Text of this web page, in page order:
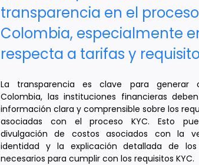
transparencia en el proceso
Colombia, especialmente
respecta a tarifas y
La transparencia es clave para generar
Colombia, las instituciones financieras
información clara y comprensible sobre los
asociadas con el proceso KYC. Esto
divulgación de costos asociados con la
identidad y la explicación detallada de los
necesarios para cumplir con los requisitos KYC.